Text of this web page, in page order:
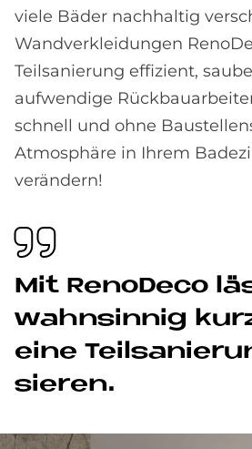
viele Bäder nachhaltig
Wandverkleidungen
Teilsanierung effizient,
aufwendige
schnell und ohne
Atmosphäre in Ihrem
verändern!
Mit Reno­Deco
wahn­sin­nig
eine
sie­ren.